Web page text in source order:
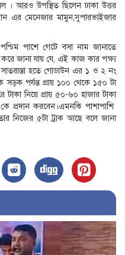
। আরও উপস্থিত ছিলেন ঢাকা উত্তর
এর মেনেজার মামুন,সুপারভাইজার
পাশে গেটে বসা নাম জানাতে
জানা যায় যে, এই কাজ কার পক্ষ্য
সাতরাস্তা হতে গোডাউন এর ১ ও ২ নং
পর্যন্ত প্রায় ১০০ থেকে ১৫০ টা
নিয়ে প্রায় ৫০-৬০ হাজার টাকা
প্রদান করবেন।এমনকি পাশাপাশি
নিজের ৫টা ট্রাক আছে বলে জানা